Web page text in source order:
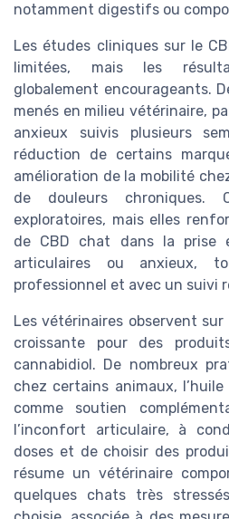
notamment digestifs ou
Les études cliniques sur le
limitées, mais les
globalement encourageants.
menés en milieu vétérinaire,
anxieux suivis plusieurs
réduction de certains
amélioration de la mobilité
de douleurs chroniques.
exploratoires, mais elles
de CBD chat dans la prise
articulaires ou anxieux,
professionnel et avec un suivi
Les vétérinaires observent
croissante pour des
cannabidiol. De nombreux
chez certains animaux,
comme soutien
l’inconfort articulaire, à
doses et de choisir des
résume un vétérinaire
quelques chats très